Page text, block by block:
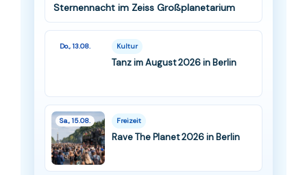
Sternennacht im Zeiss Großplanetarium
Do., 13.08. Kultur
Tanz im August 2026 in Berlin
Sa., 15.08. Freizeit
Rave The Planet 2026 in Berlin